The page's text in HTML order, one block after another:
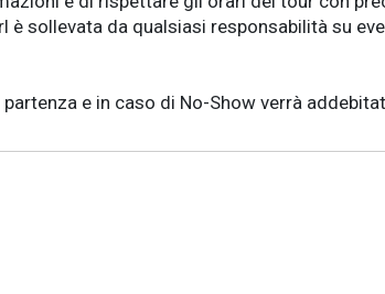
è sollevata da qualsiasi responsabilità su
e in caso di No-Show verrà